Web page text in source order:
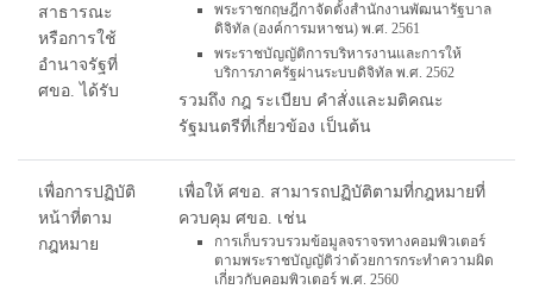
สาธารณะ
หรือการใช้
อำนาจรัฐที่
ศขอ. ได้รับ
พระราชกฤษฎีกาจัดตั้งสำนักงานพัฒนารัฐบาล
ดิจิทัล (องค์การมหาชน) พ.ศ. 2561
พระราชบัญญัติการบริหารงานและการให้
บริการภาครัฐผ่านระบบดิจิทัล พ.ศ. 2562
รวมถึง กฎ ระเบียบ คำสั่งและมติคณะ
รัฐมนตรีที่เกี่ยวข้อง เป็นต้น
เพื่อการปฏิบัติ
หน้าที่ตาม
กฎหมาย
เพื่อให้ ศขอ. สามารถปฏิบัติตามที่กฎหมายที่
ควบคุม ศขอ. เช่น
การเก็บรวบรวมข้อมูลจราจรทางคอมพิวเตอร์
ตามพระราชบัญญัติว่าด้วยการกระทำความผิด
เกี่ยวกับคอมพิวเตอร์ พ.ศ. 2560